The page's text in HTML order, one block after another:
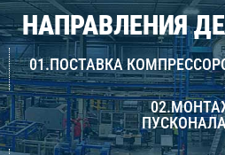
НАПРАВЛЕНИЯ
01.ПОСТАВКА